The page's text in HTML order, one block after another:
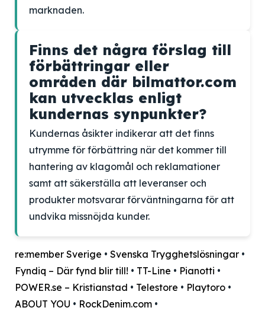
marknaden.
Finns det några förslag till
förbättringar eller
områden där bilmattor.com
kan utvecklas enligt
kundernas synpunkter?
Kundernas åsikter indikerar att det finns
utrymme för förbättring när det kommer till
hantering av klagomål och reklamationer
samt att säkerställa att leveranser och
produkter motsvarar förväntningarna för att
undvika missnöjda kunder.
re:member Sverige • Svenska Trygghetslösningar •
Fyndiq – Där fynd blir till! • TT-Line • Pianotti •
POWER.se – Kristianstad • Telestore • Playtoro •
ABOUT YOU • RockDenim.com •